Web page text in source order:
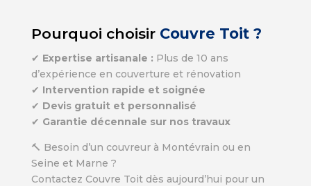
Pourquoi choisir Couvre Toit ?
✔ Expertise artisanale : Plus de 10 ans
d’expérience en couverture et rénovation
✔ Intervention rapide et soignée
✔ Devis gratuit et personnalisé
✔ Garantie décennale sur nos travaux
🔨 Besoin d’un couvreur à Montévrain ou en
Seine et Marne ?
Contactez Couvre Toit dès aujourd’hui pour un